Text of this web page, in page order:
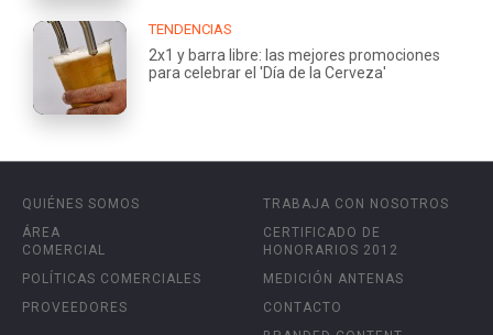
TENDENCIAS
2x1 y barra libre: las mejores promociones
para celebrar el 'Día de la Cerveza'
QUIÉNES SOMOS
ÁREA
COMERCIAL
POLÍTICAS COMERCIALES
PROVEEDORES
TRABAJA CON NOSOTROS
CERTIFICADO DE
HONORARIOS 2012
MEDICIÓN ANTENAS
CONTACTO